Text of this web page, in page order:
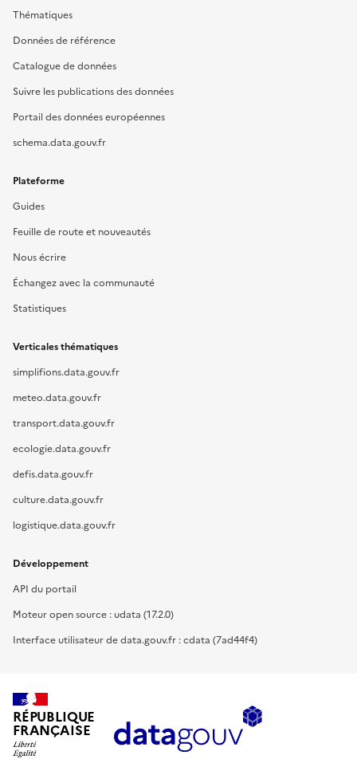
Thématiques
Données de référence
Catalogue de données
Suivre les publications des données
Portail des données européennes
schema.data.gouv.fr
Plateforme
Guides
Feuille de route et nouveautés
Nous écrire
Échangez avec la communauté
Statistiques
Verticales thématiques
simplifions.data.gouv.fr
meteo.data.gouv.fr
transport.data.gouv.fr
ecologie.data.gouv.fr
defis.data.gouv.fr
culture.data.gouv.fr
logistique.data.gouv.fr
Développement
API du portail
Moteur open source : udata (17.2.0)
Interface utilisateur de data.gouv.fr : cdata (7ad44f4)
RÉPUBLIQUE
FRANÇAISE